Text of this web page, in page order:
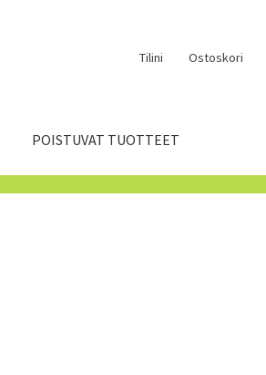
Tilini Ostoskori
POISTUVAT TUOTTEET